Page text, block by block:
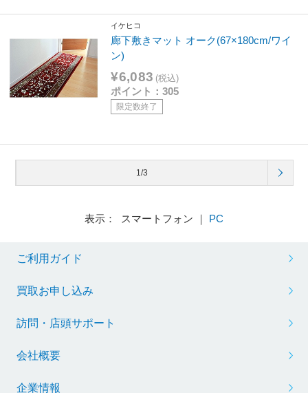
イケヒコ
廊下敷きマット オーク(67×180cm/ワイ
ン)
¥6,083 (税込)
ポイント：305
限定数終了
1/3
表示： スマートフォン ｜ PC
ご利用ガイド
買取お申し込み
訪問・店頭サポート
会社概要
企業情報